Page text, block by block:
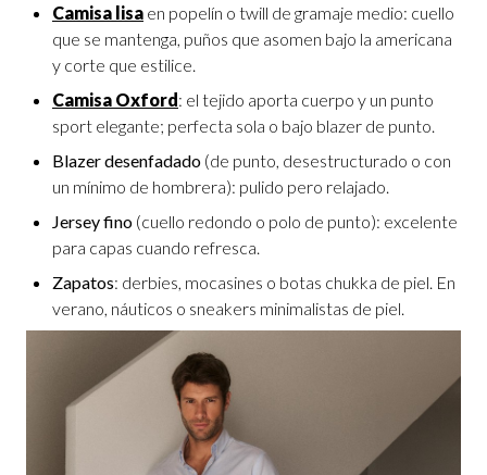
Camisa lisa en popelín o twill de gramaje medio: cuello
que se mantenga, puños que asomen bajo la americana
y corte que estilice.
Camisa Oxford: el tejido aporta cuerpo y un punto
sport elegante; perfecta sola o bajo blazer de punto.
Blazer desenfadado (de punto, desestructurado o con
un mínimo de hombrera): pulido pero relajado.
Jersey fino (cuello redondo o polo de punto): excelente
para capas cuando refresca.
Zapatos: derbies, mocasines o botas chukka de piel. En
verano, náuticos o sneakers minimalistas de piel.